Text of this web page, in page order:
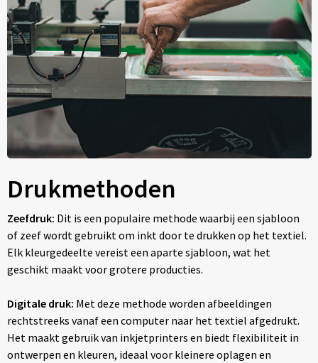
Drukmethoden
Zeefdruk: Dit is een populaire methode waarbij een sjabloon
of zeef wordt gebruikt om inkt door te drukken op het textiel.
Elk kleurgedeelte vereist een aparte sjabloon, wat het
geschikt maakt voor grotere producties.
Digitale druk: Met deze methode worden afbeeldingen
rechtstreeks vanaf een computer naar het textiel afgedrukt.
Het maakt gebruik van inkjetprinters en biedt flexibiliteit in
ontwerpen en kleuren, ideaal voor kleinere oplagen en